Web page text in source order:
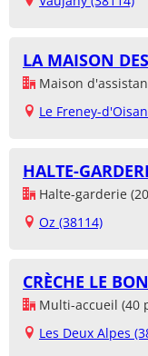
LA MAISON
Maison
Le Freney-
HALTE-
Halte-garderie
Oz (38114)
CRÈCHE LE
Multi-accueil (40
Les Deux Alpes